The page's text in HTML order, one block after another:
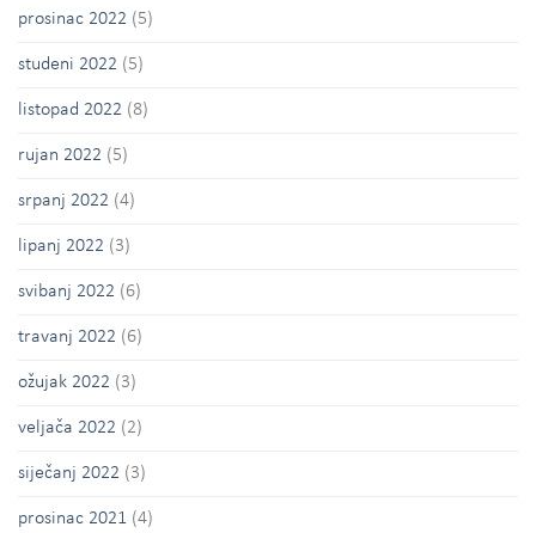
prosinac 2022 (5)
studeni 2022 (5)
listopad 2022 (8)
rujan 2022 (5)
srpanj 2022 (4)
lipanj 2022 (3)
svibanj 2022 (6)
travanj 2022 (6)
ožujak 2022 (3)
veljača 2022 (2)
siječanj 2022 (3)
prosinac 2021 (4)